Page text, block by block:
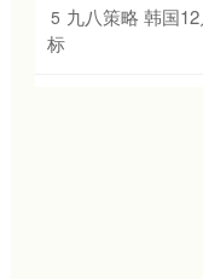
5 九八策略 韩国
标